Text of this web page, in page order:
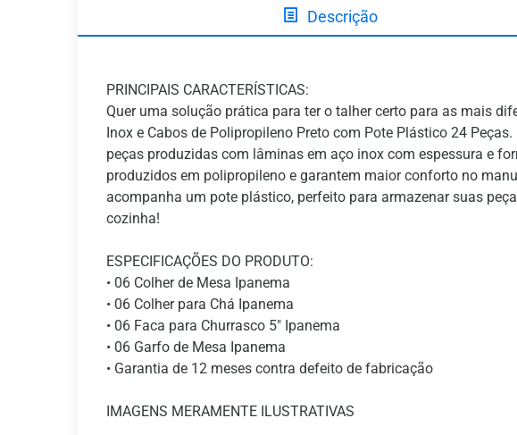
Descrição
PRINCIPAIS CARACTERÍSTICAS:
Quer uma solução prática para ter o talher certo para as mais
Inox e Cabos de Polipropileno Preto com Pote Plástico 24
peças produzidas com lâminas em aço inox com espessura e
produzidos em polipropileno e garantem maior conforto no
acompanha um pote plástico, perfeito para armazenar suas
cozinha!
ESPECIFICAÇÕES DO PRODUTO:
• 06 Colher de Mesa Ipanema
• 06 Colher para Chá Ipanema
• 06 Faca para Churrasco 5" Ipanema
• 06 Garfo de Mesa Ipanema
• Garantia de 12 meses contra defeito de fabricação
IMAGENS MERAMENTE ILUSTRATIVAS